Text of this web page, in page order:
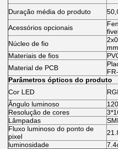
Duração média do produto
Acessórios opcionais
Núcleo de fio
Materiais de fios
Material de PCB
Parâmetros ópticos do produto
Cor LED
Ângulo luminoso
Resolução de cores
Lâmpadas
Fluxo luminoso do ponto de
pixel
luminosidade